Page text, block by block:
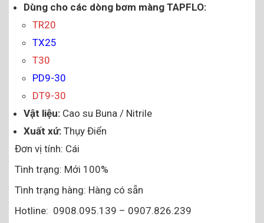
Dùng cho các dòng bơm màng TAPFLO:
TR20
TX25
T30
PD9-30
DT9-30
Vật liệu: Cao su Buna / Nitrile
Xuất xứ: Thụy Điển
Đơn vị tính: Cái
Tình trạng: Mới 100%
Tình trạng hàng: Hàng có sẵn
Hotline: 0908.095.139 – 0907.826.239